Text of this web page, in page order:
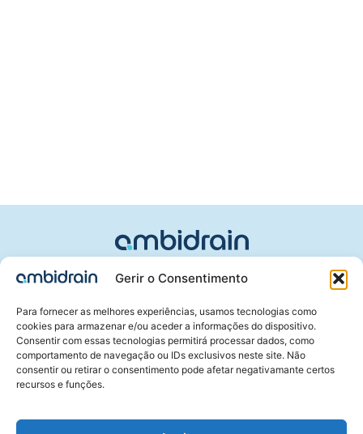
Gerir o Consentimento
Para fornecer as melhores experiências, usamos tecnologias como
cookies para armazenar e/ou aceder a informações do dispositivo.
Consentir com essas tecnologias permitirá processar dados, como
comportamento de navegação ou IDs exclusivos neste site. Não
consentir ou retirar o consentimento pode afetar negativamante certos
recursos e funções.
CONTACTOS
R. das Fábricas 95, Paramos
(+351) 229 289 398
comercial@ambidrain.pt
POLÍTICA LEGAL